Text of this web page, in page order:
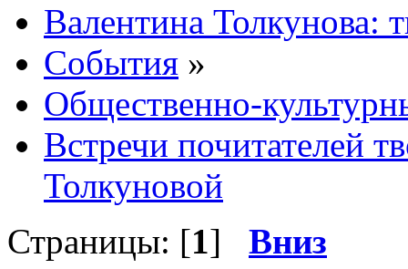
Валентина Толкунова:
События »
Общественно-
Встречи почитателей
Толкуновой
Страницы: [1] Вниз